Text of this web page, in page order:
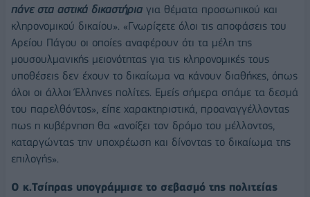
πάνε στα αστικά δικαστήρια για θέματα προσωπικού και
κληρονομικού δικαίου». «Γνωρίζετε όλοι τις αποφάσεις του
Αρείου Πάγου οι οποίες αναφέρουν ότι τα μέλη της
μουσουλμανικής μειονότητας για τις κληρονομικές τους
υποθέσεις δεν έχουν το δικαίωμα να κάνουν διαθήκες, όπως
όλοι οι άλλοι Έλληνες πολίτες. Εμείς σήμερα σπάμε τα δεσμά
του παρελθόντος», είπε χαρακτηριστικά, προαναγγέλλοντας
πως η κυβέρνηση θα «ανοίξει τον δρόμο του μέλλοντος,
καταργώντας την υποχρέωση και δίνοντας το δικαίωμα της
επιλογής».
Ο κ.Τσίπρας υπογράμμισε το σεβασμό της πολιτείας